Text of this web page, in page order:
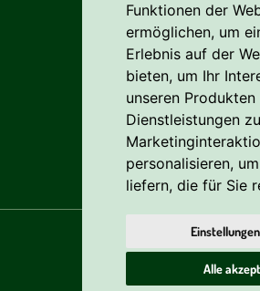
Funktionen der
ermöglichen, um
Erlebnis auf der
bieten, um Ihr
unseren Produkten
Dienstleistungen
personalisieren,
liefern, die für Sie
Alle
Vertrag
Reklamation
Cookie
© 2026Nie-mehr-streichen.de